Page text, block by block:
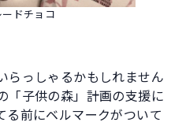
ドチョコ
っしゃるかもしれません
「子供の森」計画の支援に
る前にベルマークがついて